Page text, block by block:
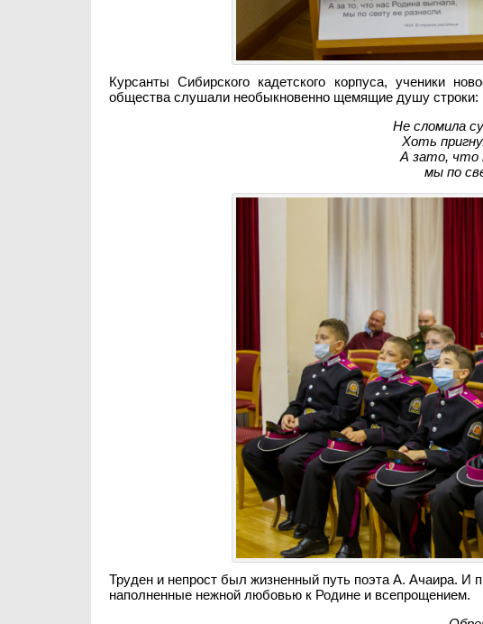
Курсанты Сибирского кадетского корпуса, ученики
общества слушали необыкновенно щемящие душу строки:
Не сломила
Хоть
А зато, что
мы по
Труден и непрост был жизненный путь поэта А. Ачаира. И
наполненные нежной любовью к Родине и всепрощением.